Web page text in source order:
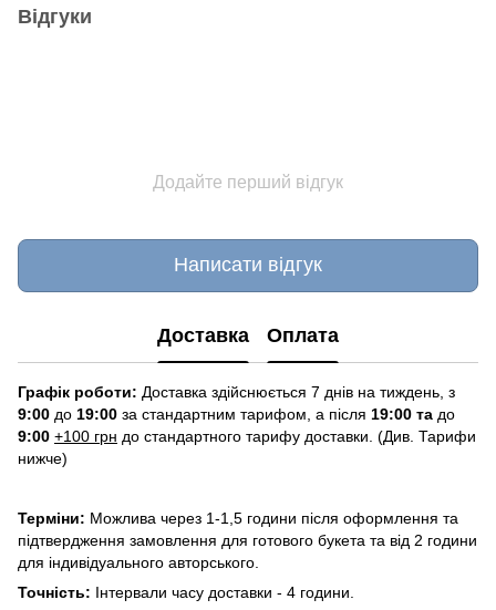
Відгуки
Додайте перший відгук
Написати відгук
Доставка Оплата
Графік роботи: Доставка здійснюється 7 днів на тиждень, з
9:00 до 19:00 за стандартним тарифом, а після 19:00 та до
9:00 +100 грн до стандартного тарифу доставки. (Див. Тарифи
нижче)
Терміни: Можлива через 1-1,5 години після оформлення та
підтвердження замовлення для готового букета та від 2 години
для індивідуального авторського.
Точність: Інтервали часу доставки - 4 години.